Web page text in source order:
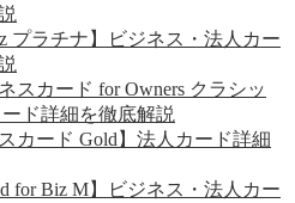
プラチナ】ビジネス・法人カー
スカード for Owners クラシッ
ド詳細を徹底解説
カード Gold】法人カード詳細
for Biz M】ビジネス・法人カー